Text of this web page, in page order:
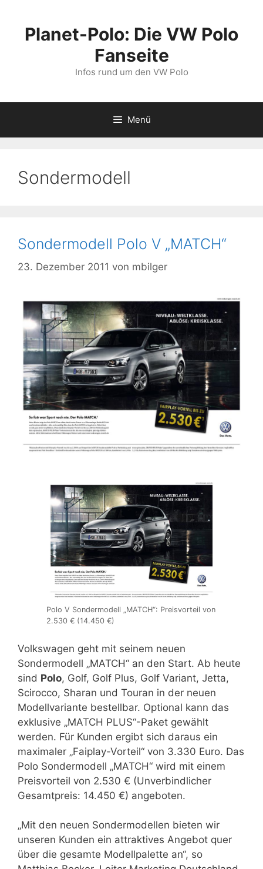
springenPlanet-Polo: Die VW Polo
Fanseite
Infos rund um den VW Polo
Menü
Sondermodell
Sondermodell Polo V „MATCH“
23. Dezember 2011 von mbilger
Polo V Sondermodell „MATCH“: Preisvorteil von
2.530 € (14.450 €)
Volkswagen geht mit seinem neuen
Sondermodell „MATCH“ an den Start. Ab heute
sind Polo, Golf, Golf Plus, Golf Variant, Jetta,
Scirocco, Sharan und Touran in der neuen
Modellvariante bestellbar. Optional kann das
exklusive „MATCH PLUS“-Paket gewählt
werden. Für Kunden ergibt sich daraus ein
maximaler „Faiplay-Vorteil“ von 3.330 Euro. Das
Polo Sondermodell „MATCH“ wird mit einem
Preisvorteil von 2.530 € (Unverbindlicher
Gesamtpreis: 14.450 €) angeboten.
„Mit den neuen Sondermodellen bieten wir
unseren Kunden ein attraktives Angebot quer
über die gesamte Modellpalette an“, so